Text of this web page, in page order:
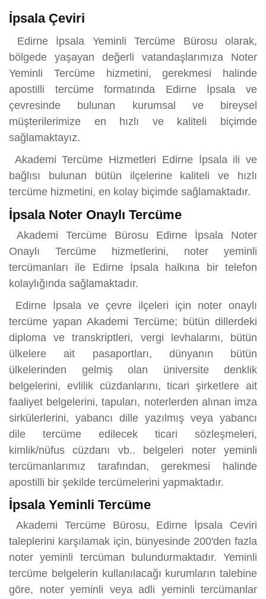
İpsala Çeviri
Edirne İpsala Yeminli Tercüme Bürosu olarak,
bölgede yaşayan değerli vatandaşlarımıza Noter
Yeminli Tercüme hizmetini, gerekmesi halinde
apostilli tercüme formatında Edirne İpsala ve
çevresinde bulunan kurumsal ve bireysel
müşterilerimize en hızlı ve kaliteli biçimde
sağlamaktayız.
Akademi Tercüme Hizmetleri Edirne İpsala ili ve
bağlısı bulunan bütün ilçelerine kaliteli ve hızlı
tercüme hizmetini, en kolay biçimde sağlamaktadır.
İpsala Noter Onaylı Tercüme
Akademi Tercüme Bürosu Edirne İpsala Noter
Onaylı Tercüme hizmetlerini, noter yeminli
tercümanları ile Edirne İpsala halkına bir telefon
kolaylığında sağlamaktadır.
Edirne İpsala ve çevre ilçeleri için noter onaylı
tercüme yapan Akademi Tercüme; bütün dillerdeki
diploma ve transkriptleri, vergi levhalarını, bütün
ülkelere ait pasaportları, dünyanın bütün
ülkelerinden gelmiş olan üniversite denklik
belgelerini, evlilik cüzdanlarını, ticari şirketlere ait
faaliyet belgelerini, tapuları, noterlerden alınan imza
sirkülerlerini, yabancı dille yazılmış veya yabancı
dile tercüme edilecek ticari sözleşmeleri,
kimlik/nüfus cüzdanı vb.. belgeleri noter yeminli
tercümanlarımız tarafından, gerekmesi halinde
apostilli bir şekilde tercümelerini yapmaktadır.
İpsala Yeminli Tercüme
Akademi Tercüme Bürosu, Edirne İpsala Ceviri
taleplerini karşılamak için, bünyesinde 200'den fazla
noter yeminli tercüman bulundurmaktadır. Yeminli
tercüme belgelerin kullanılacağı kurumların talebine
göre, noter yeminli veya adli yeminli tercümanlar